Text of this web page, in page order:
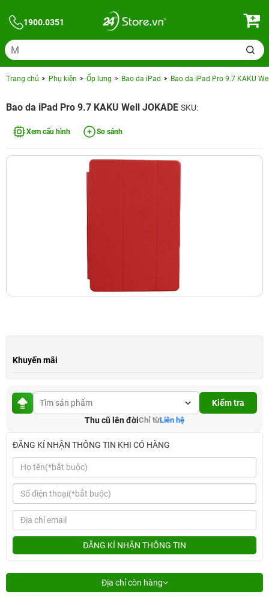
1900.0351
Trang chủ Phụ kiện Ốp lưng Bao da iPad Bao da iPad Pro 9.7 KAKU
Bao da iPad Pro 9.7 KAKU Well JOKADE SKU:
Xem cấu hình So sánh
Khuyến mãi
Kiểm tra
Thu cũ lên đờiChỉ từLiên hệ
ĐĂNG KÍ NHẬN THÔNG TIN KHI CÓ HÀNG
ĐĂNG KÍ NHẬN THÔNG TIN
Địa chỉ còn hàng